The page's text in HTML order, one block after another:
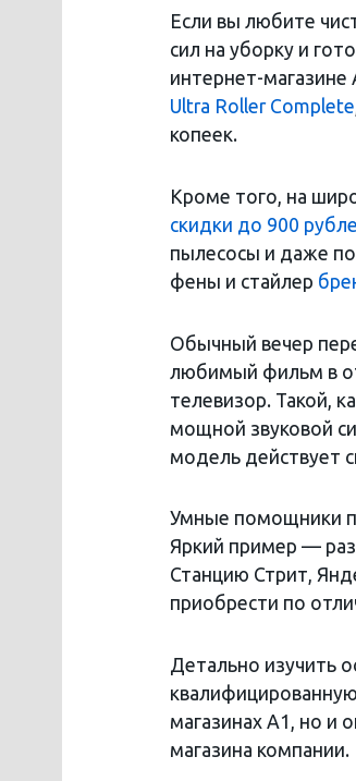
Если вы любите
сил на уборку и
интернет-
Ultra Roller Complete
копеек.
Кроме того, на
скидки до 900
пылесосы и даже
фены и стайлер
Обычный вечер
любимый фильм в
телевизор. Такой,
мощной звуковой
модель действует
Умные помощники
Яркий пример —
Станцию Стрит,
приобрести по
Детально изучить
магазинах А1, но и
магазина компании.